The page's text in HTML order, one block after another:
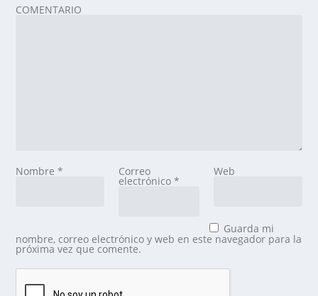
COMENTARIO
Nombre* Correo
electrónico *
Web
Guarda mi
nombre, correo electrónico y web en este navegador para la
próxima vez que comente.